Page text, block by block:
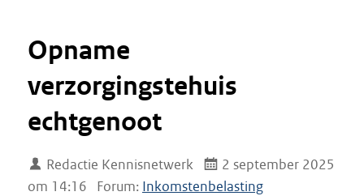
Opname
verzorgingstehuis
echtgenoot
Redactie Kennisnetwerk
2 september 2025
om 14:16
Forum: Inkomstenbelasting